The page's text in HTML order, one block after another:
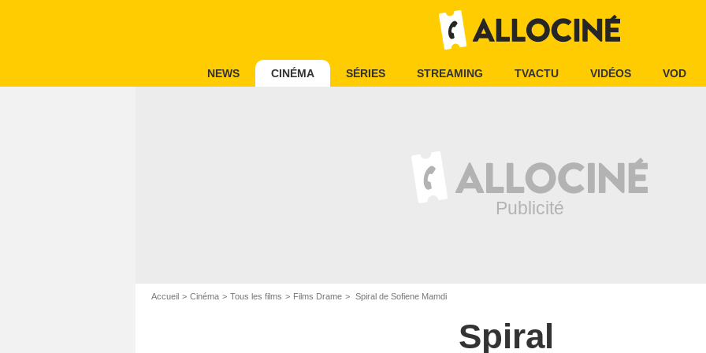
NEWS CINÉMA SÉRIES STREAMING TVACTU VIDÉOS VOD
Accueil Cinéma Tous les films Films Drame Spiral de Sofiene Mamdi
Spiral